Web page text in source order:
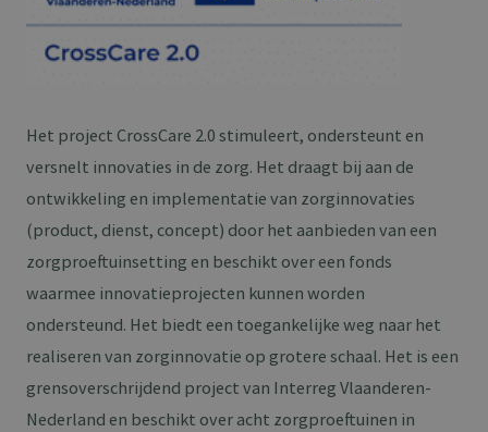
Het project CrossCare 2.0 stimuleert, ondersteunt en
versnelt innovaties in de zorg. Het draagt bij aan de
ontwikkeling en implementatie van zorginnovaties
(product, dienst, concept) door het aanbieden van een
zorgproeftuinsetting en beschikt over een fonds
waarmee innovatieprojecten kunnen worden
ondersteund. Het biedt een toegankelijke weg naar het
realiseren van zorginnovatie op grotere schaal. Het is een
grensoverschrijdend project van Interreg Vlaanderen-
Nederland en beschikt over acht zorgproeftuinen in